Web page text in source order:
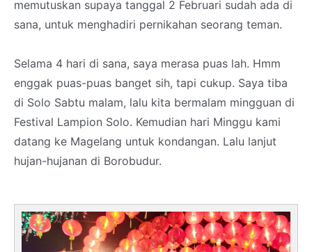
memutuskan supaya tanggal 2 Februari sudah ada di
sana, untuk menghadiri pernikahan seorang teman.
Selama 4 hari di sana, saya merasa puas lah. Hmm
enggak puas-puas banget sih, tapi cukup. Saya tiba
di Solo Sabtu malam, lalu kita bermalam mingguan di
Festival Lampion Solo. Kemudian hari Minggu kami
datang ke Magelang untuk kondangan. Lalu lanjut
hujan-hujanan di Borobudur.